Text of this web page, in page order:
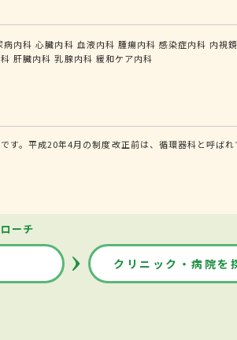
病内科 心臓内科 血液内科 腫瘍内科 感染症内科 内視
肝臓内科 乳腺内科 緩和ケア内科
。平成20年4月の制度改正前は、循環器科と呼ばれ
ーチ
クリニック・病院を